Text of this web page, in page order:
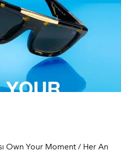
Own Your Moment / Her An